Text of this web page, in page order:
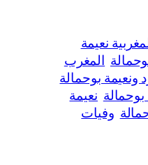
نعيمة
المغرب
بوحمالة
نعيمة
وفيات